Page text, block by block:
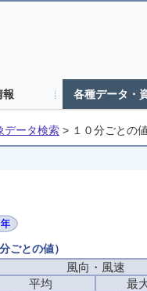
報 各種データ・
データ検索 > １０分ごとの
ごとの値）
風向・風速
平均
最